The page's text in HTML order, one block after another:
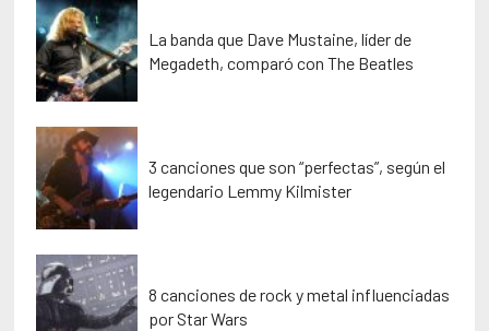
La banda que Dave Mustaine, líder de
Megadeth, comparó con The Beatles
3 canciones que son “perfectas”, según el
legendario Lemmy Kilmister
8 canciones de rock y metal influenciadas
por Star Wars